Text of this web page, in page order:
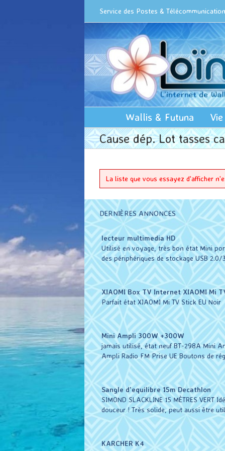
Service des Postes &
Wallis & Futuna
Cause dép. Lot tasses
La liste que vous essayez d'afficher
DERNIÈRES ANNONCES
lecteur multimedia HD
Utilisé en voyage, très bon état Mini
des périphériques de stockage USB
XIAOMI Box TV Internet XIAOMI Mi
Parfait état XIAOMI Mi TV Stick EU Noir
Mini Ampli 300W +300W
jamais utilisé, état neuf BT-298A Mini
Ampli Radio FM Prise UE Boutons de
Sangle d'equilibre 15m Decathlon
SIMOND SLACKLINE 15 MÈTRES
douceur ! Très solide, peut aussi être
KARCHER K4